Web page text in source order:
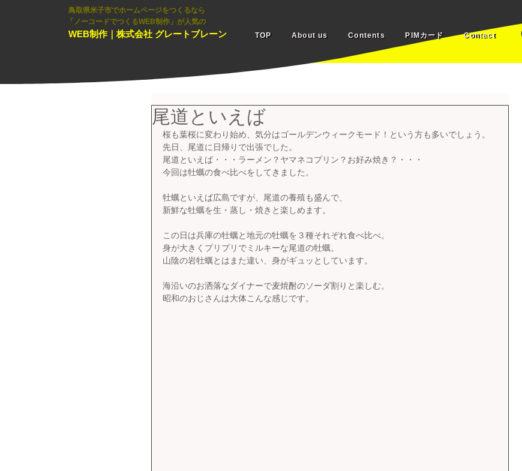
鳥取県米子市でホームページをつくるなら
「ノーコードでつくるWEB制作」が人気の
WEB制作｜株式会社 グレートブレーン TOP About us Contents PIMカード Contact
尾道といえば
桜も葉桜に変わり始め、気分はゴールデンウィークモード！という方も多いでしょう。
先日、尾道に日帰りで出張でした。
尾道といえば・・・ラーメン？ヤマネコプリン？お好み焼き？・・・
今回は牡蠣の食べ比べをしてきました。
牡蠣といえば広島ですが、尾道の養殖も盛んで、
新鮮な牡蠣を生・蒸し・焼きと楽しめます。
この日は兵庫の牡蠣と地元の牡蠣を３種それぞれ食べ比べ。
身が大きくプリプリでミルキーな尾道の牡蠣。
山陰の岩牡蠣とはまた違い、身がギュッとしています。
海沿いのお洒落なダイナーで麦焼酎のソーダ割りと楽しむ。
昭和のおじさんは大体こんな感じです。